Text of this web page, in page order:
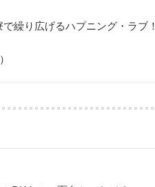
繰り広げるハプニング・ラブ！